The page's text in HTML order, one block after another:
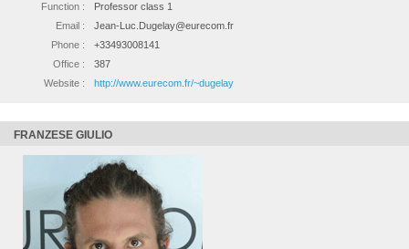
Function :
Professor class 1
Email :
Jean-Luc.Dugelay@eurecom.fr
Phone :
+33493008141
Office :
387
Website :
http://www.eurecom.fr/~dugelay
FRANZESE GIULIO